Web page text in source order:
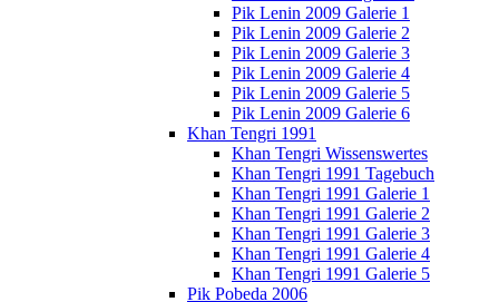
Pik Lenin 2009 Galerie 1
Pik Lenin 2009 Galerie 2
Pik Lenin 2009 Galerie 3
Pik Lenin 2009 Galerie 4
Pik Lenin 2009 Galerie 5
Pik Lenin 2009 Galerie 6
Khan Tengri 1991
Khan Tengri Wissenswertes
Khan Tengri 1991 Tagebuch
Khan Tengri 1991 Galerie 1
Khan Tengri 1991 Galerie 2
Khan Tengri 1991 Galerie 3
Khan Tengri 1991 Galerie 4
Khan Tengri 1991 Galerie 5
Pik Pobeda 2006